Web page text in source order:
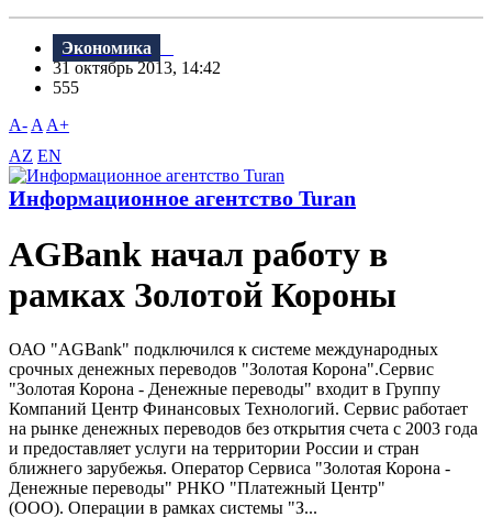
Экономика
31 октябрь 2013, 14:42
555
A- A A+
AZ EN
Информационное агентство Turan
AGBank начал работу в
рамках Золотой Короны
ОАО "AGBank" подключился к системе международных
срочных денежных переводов "Золотая Корона".Сервис
"Золотая Корона - Денежные переводы" входит в Группу
Компаний Центр Финансовых Технологий. Сервис работает
на рынке денежных переводов без открытия счета с 2003 года
и предоставляет услуги на территории России и стран
ближнего зарубежья. Оператор Сервиса "Золотая Корона -
Денежные переводы" РНКО "Платежный Центр"
(ООО). Операции в рамках системы "З...